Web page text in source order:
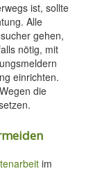
ist, sollte
Alle
gehen,
nötig, mit
einrichten.
die
im